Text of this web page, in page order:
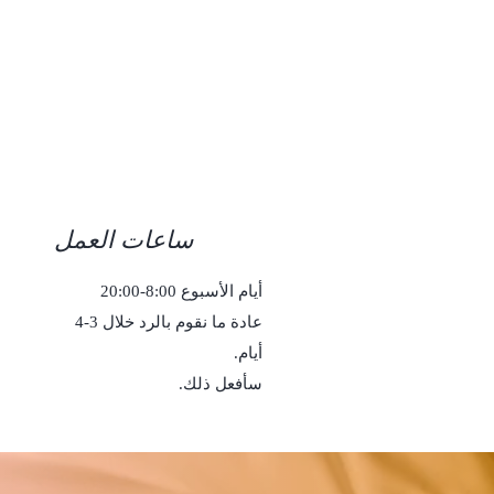
ساعات العمل
أيام الأسبوع 8:00-20:00
عادة ما نقوم بالرد خلال 3-4
أيام.
سأفعل ذلك.